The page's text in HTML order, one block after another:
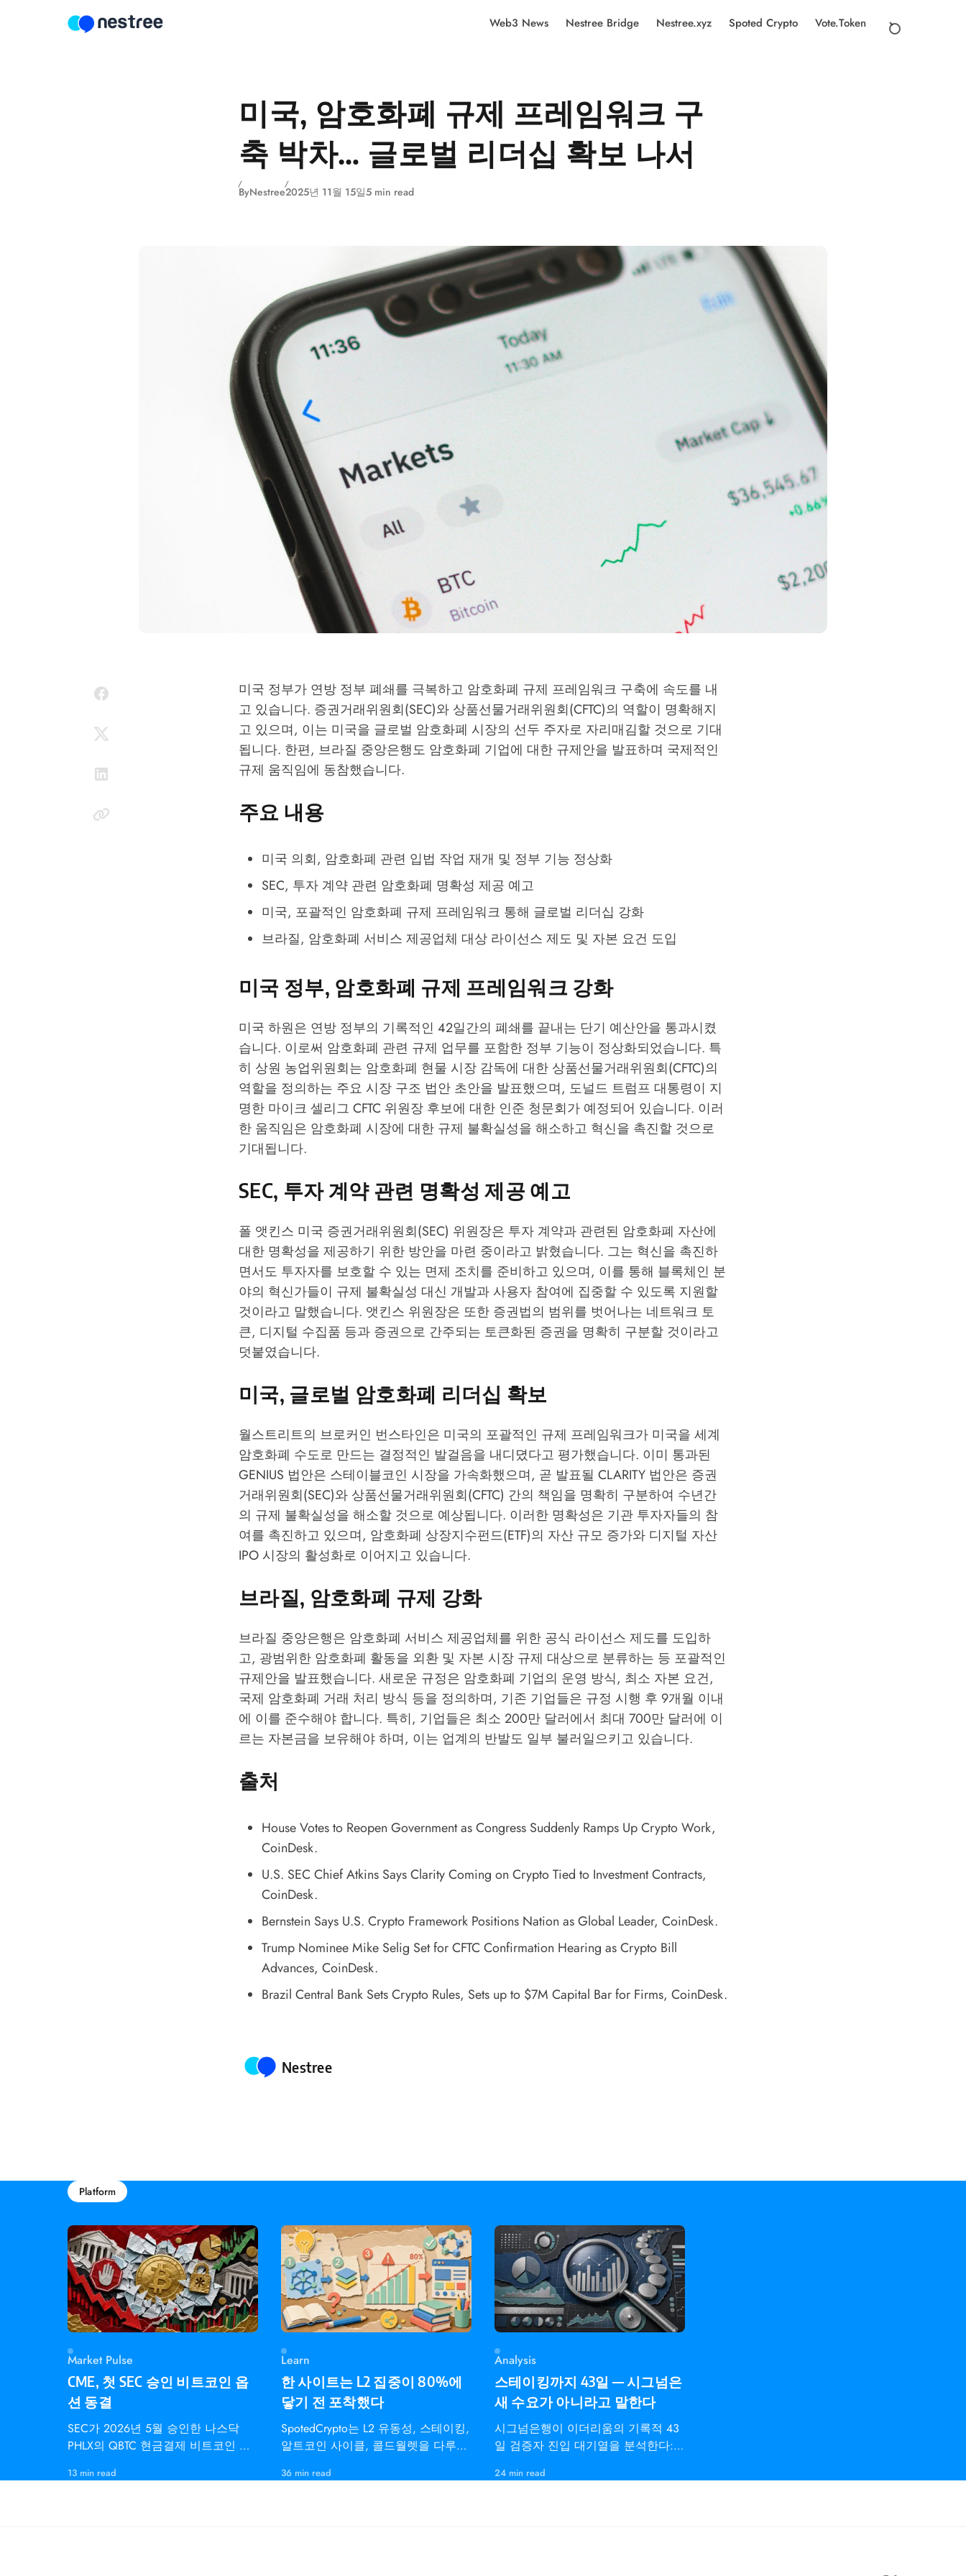
Web3 News Nestree Bridge Nestree.xyz Spoted Crypto Vote.Token
미국, 암호화폐 규제 프레임워크 구
축 박차… 글로벌 리더십 확보 나서
ByNestree2025년 11월 15일5 min read
미국 정부가 연방 정부 폐쇄를 극복하고 암호화폐 규제 프레임워크 구축에 속도를 내
고 있습니다. 증권거래위원회(SEC)와 상품선물거래위원회(CFTC)의 역할이 명확해지
고 있으며, 이는 미국을 글로벌 암호화폐 시장의 선두 주자로 자리매김할 것으로 기대
됩니다. 한편, 브라질 중앙은행도 암호화폐 기업에 대한 규제안을 발표하며 국제적인
규제 움직임에 동참했습니다.
주요 내용
미국 의회, 암호화폐 관련 입법 작업 재개 및 정부 기능 정상화
SEC, 투자 계약 관련 암호화폐 명확성 제공 예고
미국, 포괄적인 암호화폐 규제 프레임워크 통해 글로벌 리더십 강화
브라질, 암호화폐 서비스 제공업체 대상 라이선스 제도 및 자본 요건 도입
미국 정부, 암호화폐 규제 프레임워크 강화
미국 하원은 연방 정부의 기록적인 42일간의 폐쇄를 끝내는 단기 예산안을 통과시켰
습니다. 이로써 암호화폐 관련 규제 업무를 포함한 정부 기능이 정상화되었습니다. 특
히 상원 농업위원회는 암호화폐 현물 시장 감독에 대한 상품선물거래위원회(CFTC)의
역할을 정의하는 주요 시장 구조 법안 초안을 발표했으며, 도널드 트럼프 대통령이 지
명한 마이크 셀리그 CFTC 위원장 후보에 대한 인준 청문회가 예정되어 있습니다. 이러
한 움직임은 암호화폐 시장에 대한 규제 불확실성을 해소하고 혁신을 촉진할 것으로
기대됩니다.
SEC, 투자 계약 관련 명확성 제공 예고
폴 앳킨스 미국 증권거래위원회(SEC) 위원장은 투자 계약과 관련된 암호화폐 자산에
대한 명확성을 제공하기 위한 방안을 마련 중이라고 밝혔습니다. 그는 혁신을 촉진하
면서도 투자자를 보호할 수 있는 면제 조치를 준비하고 있으며, 이를 통해 블록체인 분
야의 혁신가들이 규제 불확실성 대신 개발과 사용자 참여에 집중할 수 있도록 지원할
것이라고 말했습니다. 앳킨스 위원장은 또한 증권법의 범위를 벗어나는 네트워크 토
큰, 디지털 수집품 등과 증권으로 간주되는 토큰화된 증권을 명확히 구분할 것이라고
덧붙였습니다.
미국, 글로벌 암호화폐 리더십 확보
월스트리트의 브로커인 번스타인은 미국의 포괄적인 규제 프레임워크가 미국을 세계
암호화폐 수도로 만드는 결정적인 발걸음을 내디뎠다고 평가했습니다. 이미 통과된
GENIUS 법안은 스테이블코인 시장을 가속화했으며, 곧 발표될 CLARITY 법안은 증권
거래위원회(SEC)와 상품선물거래위원회(CFTC) 간의 책임을 명확히 구분하여 수년간
의 규제 불확실성을 해소할 것으로 예상됩니다. 이러한 명확성은 기관 투자자들의 참
여를 촉진하고 있으며, 암호화폐 상장지수펀드(ETF)의 자산 규모 증가와 디지털 자산
IPO 시장의 활성화로 이어지고 있습니다.
브라질, 암호화폐 규제 강화
브라질 중앙은행은 암호화폐 서비스 제공업체를 위한 공식 라이선스 제도를 도입하
고, 광범위한 암호화폐 활동을 외환 및 자본 시장 규제 대상으로 분류하는 등 포괄적인
규제안을 발표했습니다. 새로운 규정은 암호화폐 기업의 운영 방식, 최소 자본 요건,
국제 암호화폐 거래 처리 방식 등을 정의하며, 기존 기업들은 규정 시행 후 9개월 이내
에 이를 준수해야 합니다. 특히, 기업들은 최소 200만 달러에서 최대 700만 달러에 이
르는 자본금을 보유해야 하며, 이는 업계의 반발도 일부 불러일으키고 있습니다.
출처
House Votes to Reopen Government as Congress Suddenly Ramps Up Crypto Work,
CoinDesk.
U.S. SEC Chief Atkins Says Clarity Coming on Crypto Tied to Investment Contracts,
CoinDesk.
Bernstein Says U.S. Crypto Framework Positions Nation as Global Leader, CoinDesk.
Trump Nominee Mike Selig Set for CFTC Confirmation Hearing as Crypto Bill
Advances, CoinDesk.
Brazil Central Bank Sets Crypto Rules, Sets up to $7M Capital Bar for Firms, CoinDesk.
Posted by
Nestree
Platform
Market Pulse
CME, 첫 SEC 승인 비트코인 옵
션 동결
SEC가 2026년 5월 승인한 나스닥
PHLX의 QBTC 현금결제 비트코인 지
13 min read
Learn
한 사이트는 L2 집중이 80%에
닿기 전 포착했다
SpotedCrypto는 L2 유동성, 스테이킹,
알트코인 사이클, 콜드월렛을 다루는
다.
36 min read
Analysis
스테이킹까지 43일 — 시그넘은
새 수요가 아니라고 말한다
시그넘은행이 이더리움의 기록적 43
일 검증자 진입 대기열을 분석한다:
24 min read